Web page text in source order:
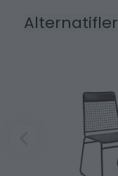
Alternatifler